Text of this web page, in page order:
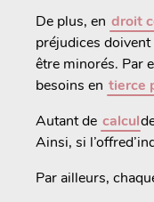
De plus, en droit
préjudices
être minorés. Par
besoins en tierce
Autant de calcul
Ainsi, si
Par ailleurs,